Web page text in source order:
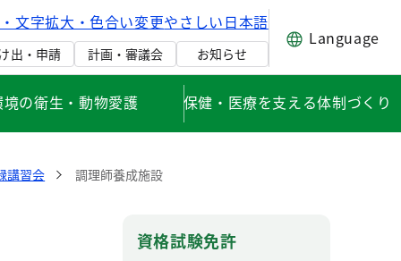
文字拡大・色合い変更やさしい日本語
出・申請 計画・審議会 お知らせ
Language
境の衛生・動物愛護 保健・医療を支える体制づくり
講習会 調理師養成施設
資格試験免許